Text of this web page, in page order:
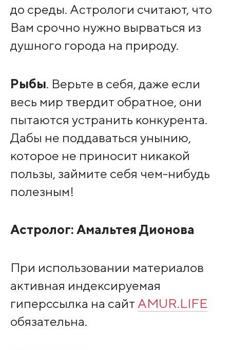
до среды. Астрологи считают, что
Вам срочно нужно вырваться из
душного города на природу.
Рыбы. Верьте в себя, даже если
весь мир твердит обратное, они
пытаются устранить конкурента.
Дабы не поддаваться унынию,
которое не приносит никакой
пользы, займите себя чем-нибудь
полезным!
Астролог: Амальтея Дионова
При использовании материалов
активная индексируемая
гиперссылка на сайт AMUR.LIFE
обязательна.